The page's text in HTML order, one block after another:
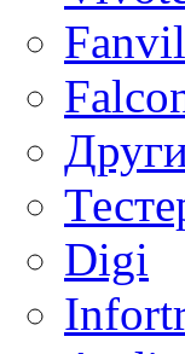
Fanvil
Digi